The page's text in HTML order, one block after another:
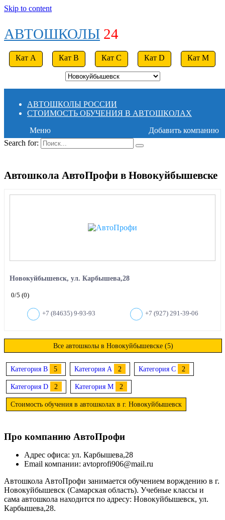
Skip to content
АВТОШКОЛЫ 24
Кат A Кат B Кат C Кат D Кат M
АВТОШКОЛЫ РОССИИ
СТОИМОСТЬ ОБУЧЕНИЯ В АВТОШКОЛАХ
Меню
Добавить компанию
Search for:
Автошкола АвтоПрофи в Новокуйбышевске
Новокуйбышевск, ул. Карбышева,28
0/5 (0)
+7 (84635) 9-93-93 +7 (927) 291-39-06
Все автошколы в Новокуйбышевске (5)
Категория B 5 Категория A 2 Категория C 2
Категория D 2 Категория M 2
Стоимость обучения в автошколах в г. Новокуйбышевск
Про компанию АвтоПрофи
Адрес офиса: ул. Карбышева,28
Email компании: avtoprofi906@mail.ru
Автошкола АвтоПрофи занимается обучением ворждению в г.
Новокуйбышевск (Самарская область). Учебные классы и
сама автошкола находится по адресу: Новокуйбышевск, ул.
Карбышева,28.